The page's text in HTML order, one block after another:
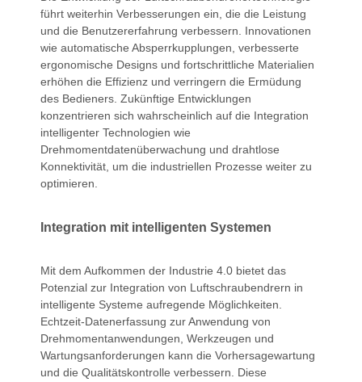
führt weiterhin Verbesserungen ein, die die Leistung
und die Benutzererfahrung verbessern. Innovationen
wie automatische Absperrkupplungen, verbesserte
ergonomische Designs und fortschrittliche Materialien
erhöhen die Effizienz und verringern die Ermüdung
des Bedieners. Zukünftige Entwicklungen
konzentrieren sich wahrscheinlich auf die Integration
intelligenter Technologien wie
Drehmomentdatenüberwachung und drahtlose
Konnektivität, um die industriellen Prozesse weiter zu
optimieren.
Integration mit intelligenten Systemen
Mit dem Aufkommen der Industrie 4.0 bietet das
Potenzial zur Integration von Luftschraubendrern in
intelligente Systeme aufregende Möglichkeiten.
Echtzeit-Datenerfassung zur Anwendung von
Drehmomentanwendungen, Werkzeugen und
Wartungsanforderungen kann die Vorhersagewartung
und die Qualitätskontrolle verbessern. Diese